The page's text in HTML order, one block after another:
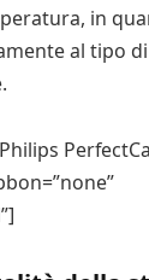
in
al tipo